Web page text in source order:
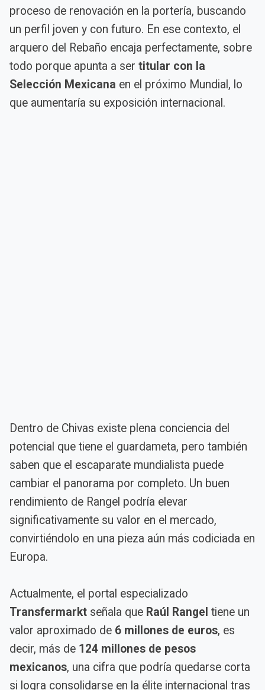
proceso de renovación en la portería, buscando
un perfil joven y con futuro. En ese contexto, el
arquero del Rebaño encaja perfectamente, sobre
todo porque apunta a ser titular con la
Selección Mexicana en el próximo Mundial, lo
que aumentaría su exposición internacional.
Dentro de Chivas existe plena conciencia del
potencial que tiene el guardameta, pero también
saben que el escaparate mundialista puede
cambiar el panorama por completo. Un buen
rendimiento de Rangel podría elevar
significativamente su valor en el mercado,
convirtiéndolo en una pieza aún más codiciada en
Europa.
Actualmente, el portal especializado
Transfermarkt señala que Raúl Rangel tiene un
valor aproximado de 6 millones de euros, es
decir, más de 124 millones de pesos
mexicanos, una cifra que podría quedarse corta
si logra consolidarse en la élite internacional tras